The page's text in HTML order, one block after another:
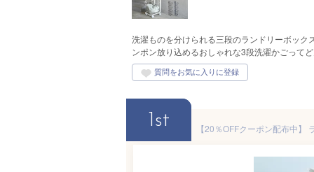
洗濯ものを分けられる三段のランドリーボッ
ンポン放り込めるおしゃれな3段洗濯かごって
1st